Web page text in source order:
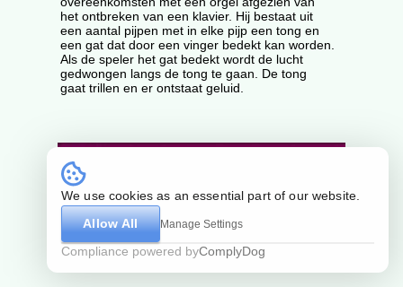
het ontbreken van een klavier. Hij bestaat uit
een aantal pijpen met in elke pijp een tong en
een gat dat door een vinger bedekt kan worden.
Als de speler het gat bedekt wordt de lucht
gedwongen langs de tong te gaan. De tong
gaat trillen en er ontstaat geluid.
by Guz
We use cookies as an essential part of our website.
Allow All
Manage Settings
Compliance powered byComplyDog